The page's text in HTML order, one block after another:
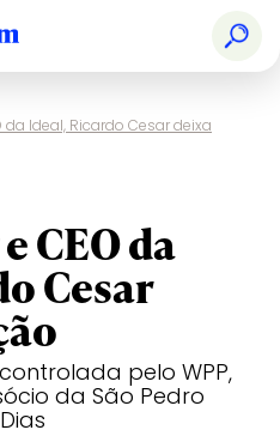
da Ideal, Ricardo Cesar deixa
CEO da
Cesar
pelo WPP,
da São Pedro